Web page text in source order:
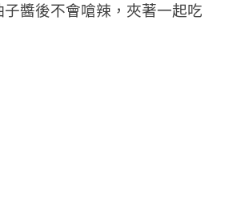
子醬後不會嗆辣，夾著一起吃